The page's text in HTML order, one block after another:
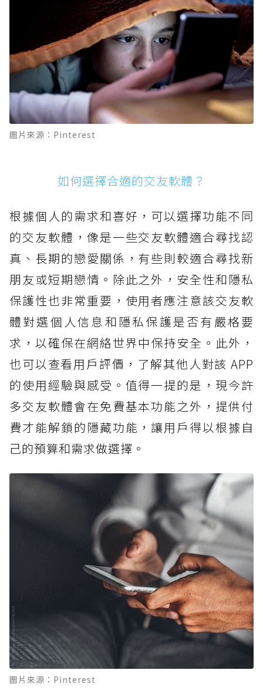
圖片來源：Pinterest
如何選擇合適的交友軟體？
根據個人的需求和喜好，可以選擇功能不同
的交友軟體，像是一些交友軟體適合尋找認
真、長期的戀愛關係，有些則較適合尋找新
朋友或短期戀情。除此之外，安全性和隱私
保護性也非常重要，使用者應注意該交友軟
體對選個人信息和隱私保護是否有嚴格要
求，以確保在網絡世界中保持安全。此外，
也可以查看用戶評價，了解其他人對該 APP
的使用經驗與感受。值得一提的是，現今許
多交友軟體會在免費基本功能之外，提供付
費才能解鎖的隱藏功能，讓用戶得以根據自
己的預算和需求做選擇。
圖片來源：Pinterest